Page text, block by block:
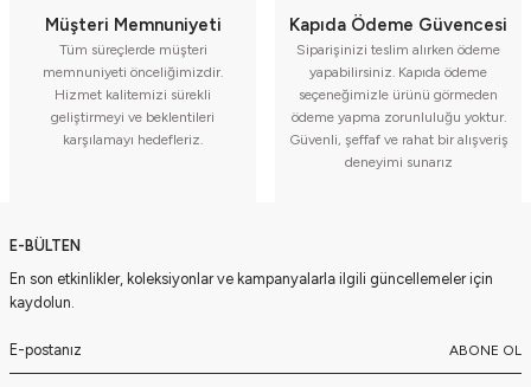
Müşteri Memnuniyeti
Tüm süreçlerde müşteri
memnuniyeti önceliğimizdir.
Hizmet kalitemizi sürekli
geliştirmeyi ve beklentileri
karşılamayı hedefleriz.
Kapıda Ödeme Güvencesi
Siparişinizi teslim alırken ödeme
yapabilirsiniz. Kapıda ödeme
seçeneğimizle ürünü görmeden
ödeme yapma zorunluluğu yoktur.
Güvenli, şeffaf ve rahat bir alışveriş
deneyimi sunarız
E-BÜLTEN
En son etkinlikler, koleksiyonlar ve kampanyalarla ilgili güncellemeler için
kaydolun.
ABONE OL